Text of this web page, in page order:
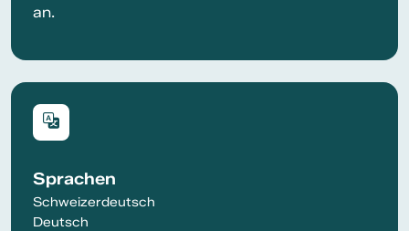
an.
Sprachen
Schweizerdeutsch
Deutsch